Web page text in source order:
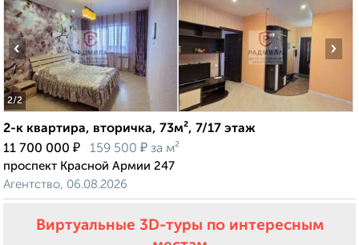
2/2
‹ ›
2-к квартира, вторичка, 73м², 7/17 этаж
11 700 000 ₽ 159 500 ₽ за м²
проспект Красной Армии 247
Агентство, 06.08.2026
Виртуальные 3D-туры по интересным